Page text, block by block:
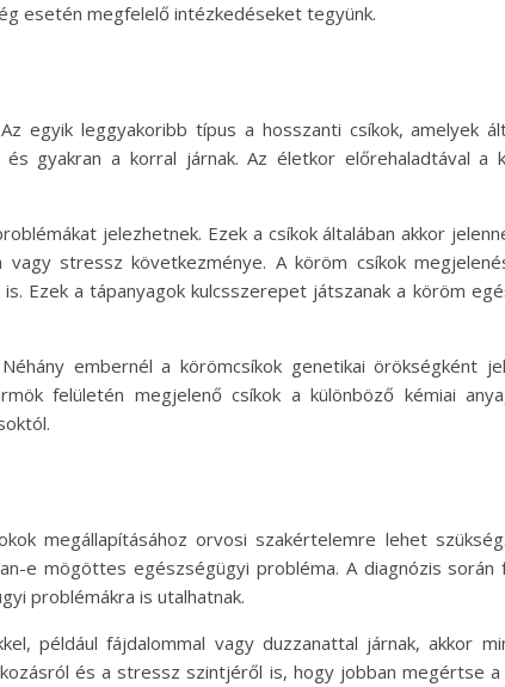
esetén megfelelő intézkedéseket tegyünk.
egyik leggyakoribb típus a hosszanti csíkok, amelyek
gyakran a korral járnak. Az életkor előrehaladtával a
jelezhetnek. Ezek a csíkok általában akkor
stressz következménye. A köröm csíkok
Ezek a tápanyagok kulcsszerepet játszanak a köröm
embernél a körömcsíkok genetikai örökségként
felületén megjelenő csíkok a különböző kémiai
megállapításához orvosi szakértelemre lehet
e mögöttes egészségügyi probléma. A diagnózis
problémákra is utalhatnak.
például fájdalommal vagy duzzanattal járnak, akkor
és a stressz szintjéről is, hogy jobban megértse